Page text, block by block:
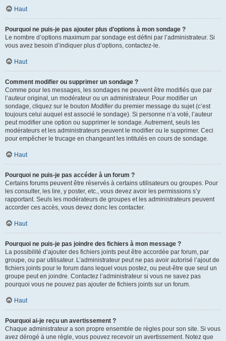
Haut
Pourquoi ne puis-je pas ajouter plus d’options à mon sondage ?
Le nombre d’options maximum par sondage est défini par l’administrateur. Si
vous avez besoin d’indiquer plus d’options, contactez-le.
Haut
Comment modifier ou supprimer un sondage ?
Comme pour les messages, les sondages ne peuvent être modifiés que par
l’auteur original, un modérateur ou un administrateur. Pour modifier un
sondage, cliquez sur le bouton Modifierdu premier message du sujet (c’est
toujours celui auquel est associé le sondage). Si personne n’a voté, l’auteur
peut modifier une option ou supprimer le sondage. Autrement, seuls les
modérateurs et les administrateurs peuvent le modifier ou le supprimer. Ceci
pour empêcher le trucage en changeant les intitulés en cours de sondage.
Haut
Pourquoi ne puis-je pas accéder à un forum ?
Certains forums peuvent être réservés à certains utilisateurs ou groupes. Pour
les consulter, les lire, y poster, etc., vous devez avoir les permissions s’y
rapportant. Seuls les modérateurs de groupes et les administrateurs peuvent
accorder ces accès, vous devez donc les contacter.
Haut
Pourquoi ne puis-je pas joindre des fichiers à mon message ?
La possibilité d’ajouter des fichiers joints peut être accordée par forum, par
groupe, ou par utilisateur. L’administrateur peut ne pas avoir autorisé l’ajout de
fichiers joints pour le forum dans lequel vous postez, ou peut-être que seul un
groupe peut en joindre. Contactez l’administrateur si vous ne savez pas
pourquoi vous ne pouvez pas ajouter de fichiers joints sur un forum.
Haut
Pourquoi ai-je reçu un avertissement ?
Chaque administrateur a son propre ensemble de règles pour son site. Si vous
avez dérogé à une règle, vous pouvez recevoir un avertissement. Notez que